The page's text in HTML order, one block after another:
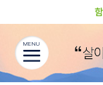
MENU